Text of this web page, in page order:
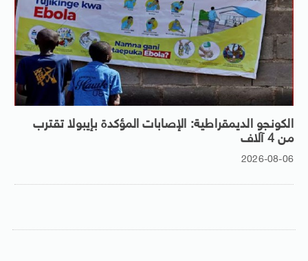
الكونجو الديمقراطية: الإصابات المؤكدة بإيبولا تقترب
من 4 آلاف
2026-08-06